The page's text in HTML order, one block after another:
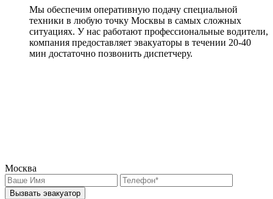
Мы обеспечим оперативную подачу специальной
техники в любую точку Москвы в самых сложных
ситуациях. У нас работают профессиональные водители,
компания предоставляет эвакуаторы в течении 20-40
мин достаточно позвонить диспетчеру.
Москва
Вызвать эвакуатор